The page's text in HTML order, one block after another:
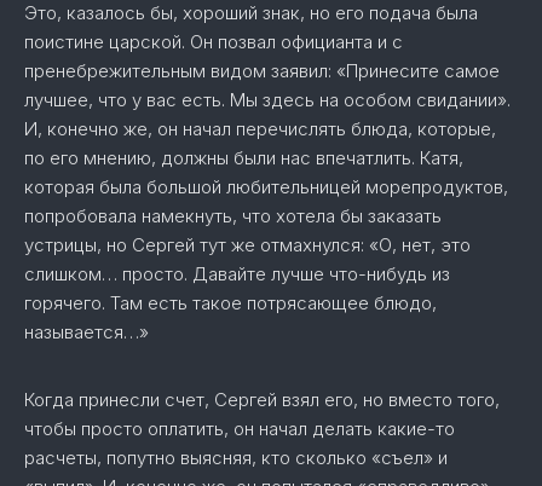
Это, казалось бы, хороший знак, но его подача была
поистине царской. Он позвал официанта и с
пренебрежительным видом заявил: «Принесите самое
лучшее, что у вас есть. Мы здесь на особом свидании».
И, конечно же, он начал перечислять блюда, которые,
по его мнению, должны были нас впечатлить. Катя,
которая была большой любительницей морепродуктов,
попробовала намекнуть, что хотела бы заказать
устрицы, но Сергей тут же отмахнулся: «О, нет, это
слишком… просто. Давайте лучше что-нибудь из
горячего. Там есть такое потрясающее блюдо,
называется…»
Когда принесли счет, Сергей взял его, но вместо того,
чтобы просто оплатить, он начал делать какие-то
расчеты, попутно выясняя, кто сколько «съел» и